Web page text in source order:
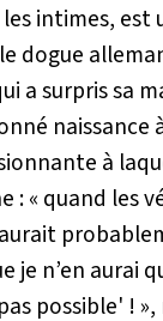
intimes, est
dogue
a surpris sa
naissance
à
: « quand les
je n’en aurai
possible' !